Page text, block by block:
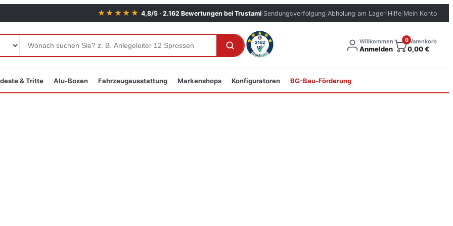
★★★★★ 4,8/5 · 2.162 Bewertungen bei Trustami Sendungsverfolgung Abholung am Lager Hilfe Mein Konto
Willkommen
Anmelden
0Warenkorb
0,00€
& Tritte Alu-Boxen Fahrzeugausstattung Markenshops Konfiguratoren BG-Bau-Förderung